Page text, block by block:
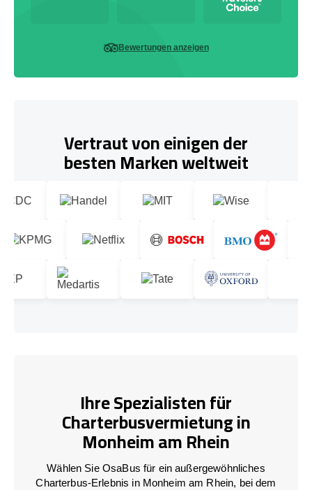
Bewertungen anzeigen
Vertraut von einigen der
besten Marken weltweit
Ihre Spezialisten für
Charterbusvermietung in
Monheim am Rhein
Wählen Sie OsaBus für ein außergewöhnliches
Charterbus-Erlebnis in Monheim am Rhein, bei dem